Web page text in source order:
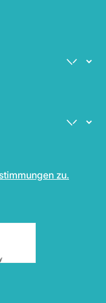
zu.
Captcha ⇗